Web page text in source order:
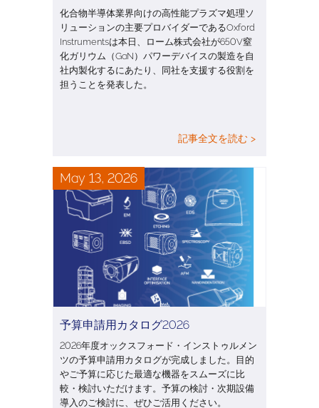
化合物半導体業界向けの高性能プラズマ処理ソ
リューションの主要プロバイダーであるOxford
Instrumentsは本日、ローム株式会社が650V窒
化ガリウム（GaN）パワーデバイスの製造を自
社内製化するにあたり、同社を支援する役割を
担うことを発表した。
記事全文を読む >
May 13, 2026
予算申請用カタログ2026
2026年度オックスフォード・インストゥルメン
ツの予算申請用カタログが完成しました。目的
やご予算に応じた最適な機器をスムーズに比
較・検討いただけます。予算の検討・次期設備
導入のご検討に、ぜひご活用ください。